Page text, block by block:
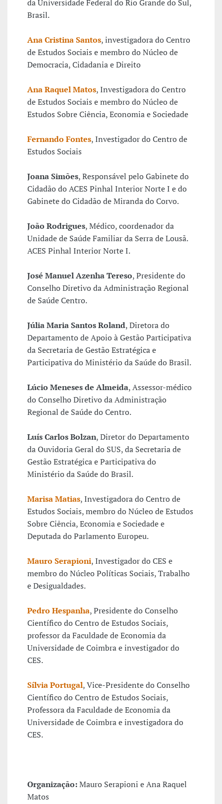
da Universidade Federal do Rio Grande do Sul,
Brasil.
Ana Cristina Santos, investigadora do Centro
de Estudos Sociais e membro do Núcleo de
Democracia, Cidadania e Direito
Ana Raquel Matos, Investigadora do Centro
de Estudos Sociais e membro do Núcleo de
Estudos Sobre Ciência, Economia e Sociedade
Fernando Fontes, Investigador do Centro de
Estudos Sociais
Joana Simões, Responsável pelo Gabinete do
Cidadão do ACES Pinhal Interior Norte I e do
Gabinete do Cidadão de Miranda do Corvo.
João Rodrigues, Médico, coordenador da
Unidade de Saúde Familiar da Serra de Lousã.
ACES Pinhal Interior Norte I.
José Manuel Azenha Tereso, Presidente do
Conselho Diretivo da Administração Regional
de Saúde Centro.
Júlia Maria Santos Roland, Diretora do
Departamento de Apoio à Gestão Participativa
da Secretaria de Gestão Estratégica e
Participativa do Ministério da Saúde do Brasil.
Lúcio Meneses de Almeida, Assessor-médico
do Conselho Diretivo da Administração
Regional de Saúde do Centro.
Luís Carlos Bolzan, Diretor do Departamento
da Ouvidoria Geral do SUS, da Secretaria de
Gestão Estratégica e Participativa do
Ministério da Saúde do Brasil.
Marisa Matias, Investigadora do Centro de
Estudos Sociais, membro do Núcleo de Estudos
Sobre Ciência, Economia e Sociedade e
Deputada do Parlamento Europeu.
Mauro Serapioni, Investigador do CES e
membro do Núcleo Políticas Sociais, Trabalho
e Desigualdades.
Pedro Hespanha, Presidente do Conselho
Científico do Centro de Estudos Sociais,
professor da Faculdade de Economia da
Universidade de Coimbra e investigador do
CES.
Sílvia Portugal, Vice-Presidente do Conselho
Científico do Centro de Estudos Sociais,
Professora da Faculdade de Economia da
Universidade de Coimbra e investigadora do
CES.
Organização:Mauro Serapioni e Ana Raquel
Matos